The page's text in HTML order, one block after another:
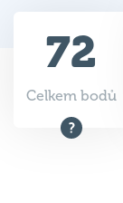
72
Celkem bodů